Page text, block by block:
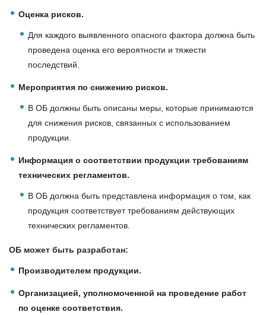
Оценка рисков.
Для каждого выявленного опасного фактора должна быть
проведена оценка его вероятности и тяжести
последствий.
Мероприятия по снижению рисков.
В ОБ должны быть описаны меры, которые принимаются
для снижения рисков, связанных с использованием
продукции.
Информация о соответствии продукции требованиям
технических регламентов.
В ОБ должна быть представлена информация о том, как
продукция соответствует требованиям действующих
технических регламентов.
ОБ может быть разработан:
Производителем продукции.
Организацией, уполномоченной на проведение работ
по оценке соответствия.